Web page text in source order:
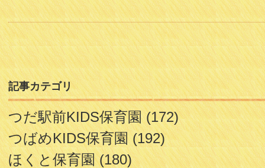
記事カテゴリ
つだ駅前KIDS保育園(172)
つばめKIDS保育園(192)
ほくと保育園(180)